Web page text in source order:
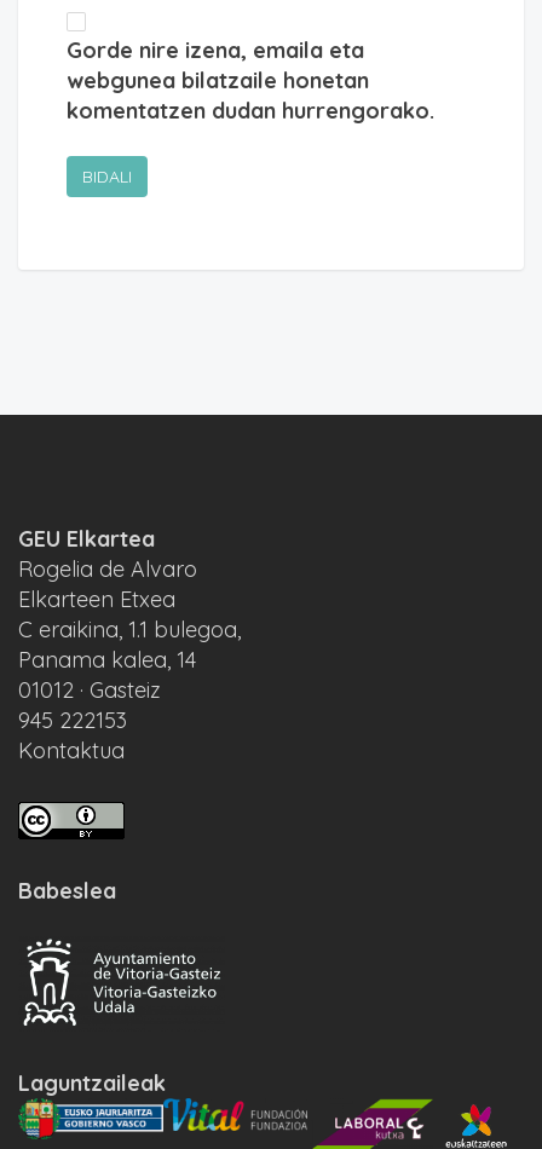
Gorde nire izena, emaila eta
webgunea bilatzaile honetan
komentatzen dudan hurrengorako.
GEU Elkartea
Rogelia de Alvaro
Elkarteen Etxea
C eraikina, 1.1 bulegoa,
Panama kalea, 14
01012 · Gasteiz
945 222153
Kontaktua
Babeslea
Laguntzaileak